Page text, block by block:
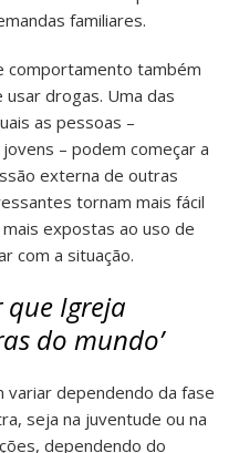
familiares.
comportamento também
drogas. Uma das
as pessoas –
– podem começar a
externa de outras
tornam mais fácil
expostas ao uso de
com a situação.
que Igreja
do mundo’
variar dependendo da fase
seja na juventude ou na
dependendo do